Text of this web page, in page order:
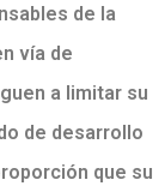
de la
vía de
a limitar su
de desarrollo
que su